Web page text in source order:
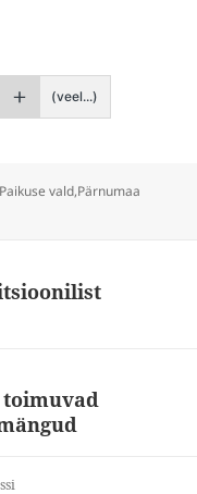
(veel...)
Paikuse vald,Pärnumaa
toimuvad